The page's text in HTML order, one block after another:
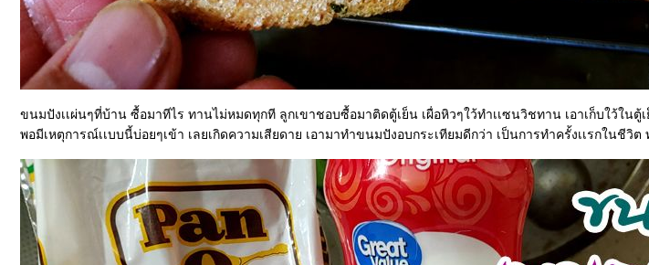
ขนมปังเเผ่นๆที่บ้าน ซื้อมาทีไร ทานไม่หมดทุกที ลูกเขาชอบซื้อมาติดตู้เย็น เผื่อหิวๆใว้ทำเเซนวิชทาน เอาเก็บใว้ในตู้
พอมีเหตุการณ์เเบบนี้บ่อยๆเข้า เลยเกิดความเสียดาย เอามาทำขนมปังอบกระเทียมดีกว่า เป็นการทำครั้งเเรกในชีวิต